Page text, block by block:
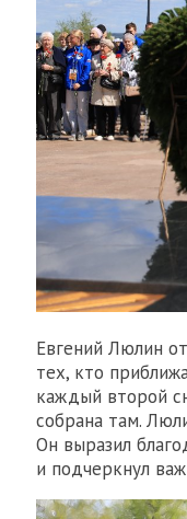
Евгений Люлин
тех, кто
каждый второй
собрана там.
Он выразил
и подчеркнул